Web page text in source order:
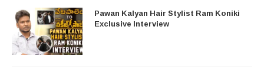
Pawan Kalyan Hair Stylist Ram Koniki
Exclusive Interview